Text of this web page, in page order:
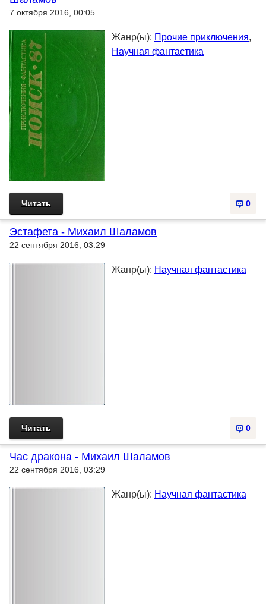
7 октября 2016, 00:05
Жанр(ы): Прочие приключения,
Научная фантастика
0
Читать
Эстафета - Михаил Шаламов
22 сентября 2016, 03:29
Жанр(ы): Научная фантастика
0
Читать
Час дракона - Михаил Шаламов
22 сентября 2016, 03:29
Жанр(ы): Научная фантастика